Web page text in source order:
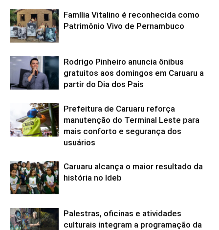
Família Vitalino é reconhecida como
Patrimônio Vivo de Pernambuco
Rodrigo Pinheiro anuncia ônibus
gratuitos aos domingos em Caruaru a
partir do Dia dos Pais
Prefeitura de Caruaru reforça
manutenção do Terminal Leste para
mais conforto e segurança dos
usuários
Caruaru alcança o maior resultado da
história no Ideb
Palestras, oficinas e atividades
culturais integram a programação da